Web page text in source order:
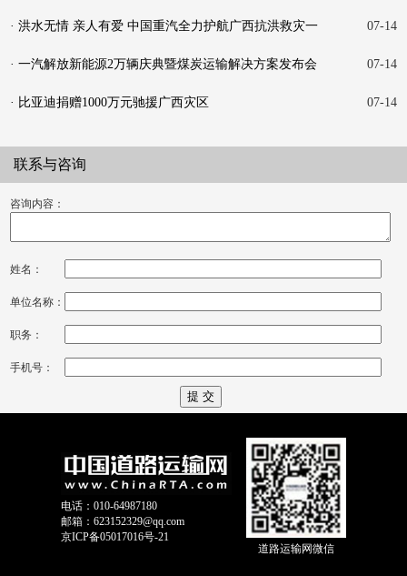
· 洪水无情 亲人有爱 中国重汽全力护航广西抗洪救灾一
07-14
· 一汽解放新能源2万辆庆典暨煤炭运输解决方案发布会
07-14
· 比亚迪捐赠1000万元驰援广西灾区 07-14
联系与咨询
咨询内容：
姓名：
单位名称：
职务：
手机号：
电话：010-64987180
邮箱：623152329@qq.com
京ICP备05017016号-21
道路运输网微信